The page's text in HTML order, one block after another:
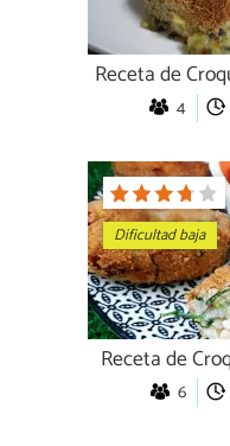
Receta de
4
Dificultad baja
Receta de
6